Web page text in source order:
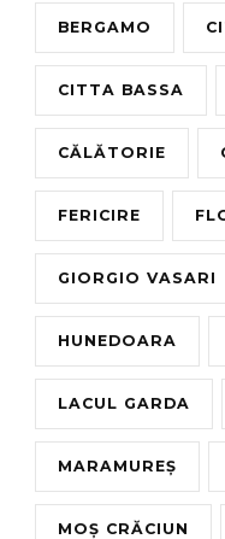
BERGAMO
CITTA BASSA
CĂLĂTORIE
FERICIRE
GIORGIO VASARI
HUNEDOARA
LACUL GARDA
MARAMUREȘ
MOȘ CRĂCIUN